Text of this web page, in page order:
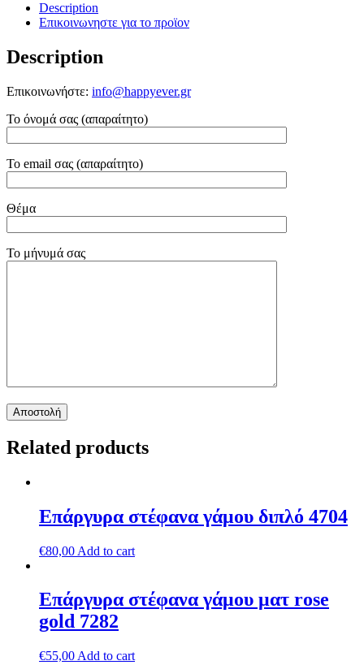
Description
Επικοινωνηστε για το προϊoν
Description
Επικοινωνήστε: info@happyever.gr
Το όνομά σας (απαραίτητο)
Το email σας (απαραίτητο)
Θέμα
Το μήνυμά σας
Related products
Επάργυρα στέφανα γάμου διπλό 4704
€80,00 Add to cart
Επάργυρα στέφανα γάμου ματ rose
gold 7282
€55,00 Add to cart